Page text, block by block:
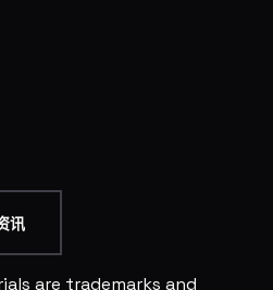
讯
are trademarks and